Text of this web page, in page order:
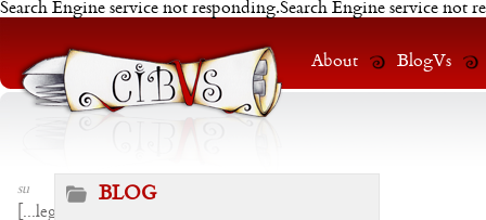
Search Engine service not responding.Search Engine service not
About BlogVs
su
...leggi
BLOG